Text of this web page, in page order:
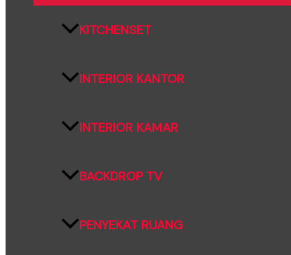
KITCHENSET
INTERIOR KANTOR
INTERIOR KAMAR
BACKDROP TV
PENYEKAT RUANG